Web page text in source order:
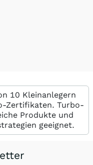
10 Kleinanlegern
Zertifikaten. Turbo-
Produkte und
geeignet.